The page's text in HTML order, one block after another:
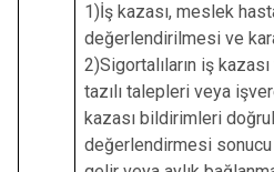
1)İş kazası, meslek
değerlendirilmesi ve
2)Sigortalıların iş
tazılı talepleri veya
kazası bildirimleri
değerlendirmesi